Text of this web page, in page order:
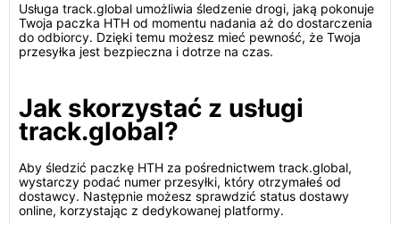
Usługa track.global umożliwia śledzenie drogi, jaką pokonuje
Twoja paczka HTH od momentu nadania aż do dostarczenia
do odbiorcy. Dzięki temu możesz mieć pewność, że Twoja
przesyłka jest bezpieczna i dotrze na czas.
Jak skorzystać z usługi
track.global?
Aby śledzić paczkę HTH za pośrednictwem track.global,
wystarczy podać numer przesyłki, który otrzymałeś od
dostawcy. Następnie możesz sprawdzić status dostawy
online, korzystając z dedykowanej platformy.